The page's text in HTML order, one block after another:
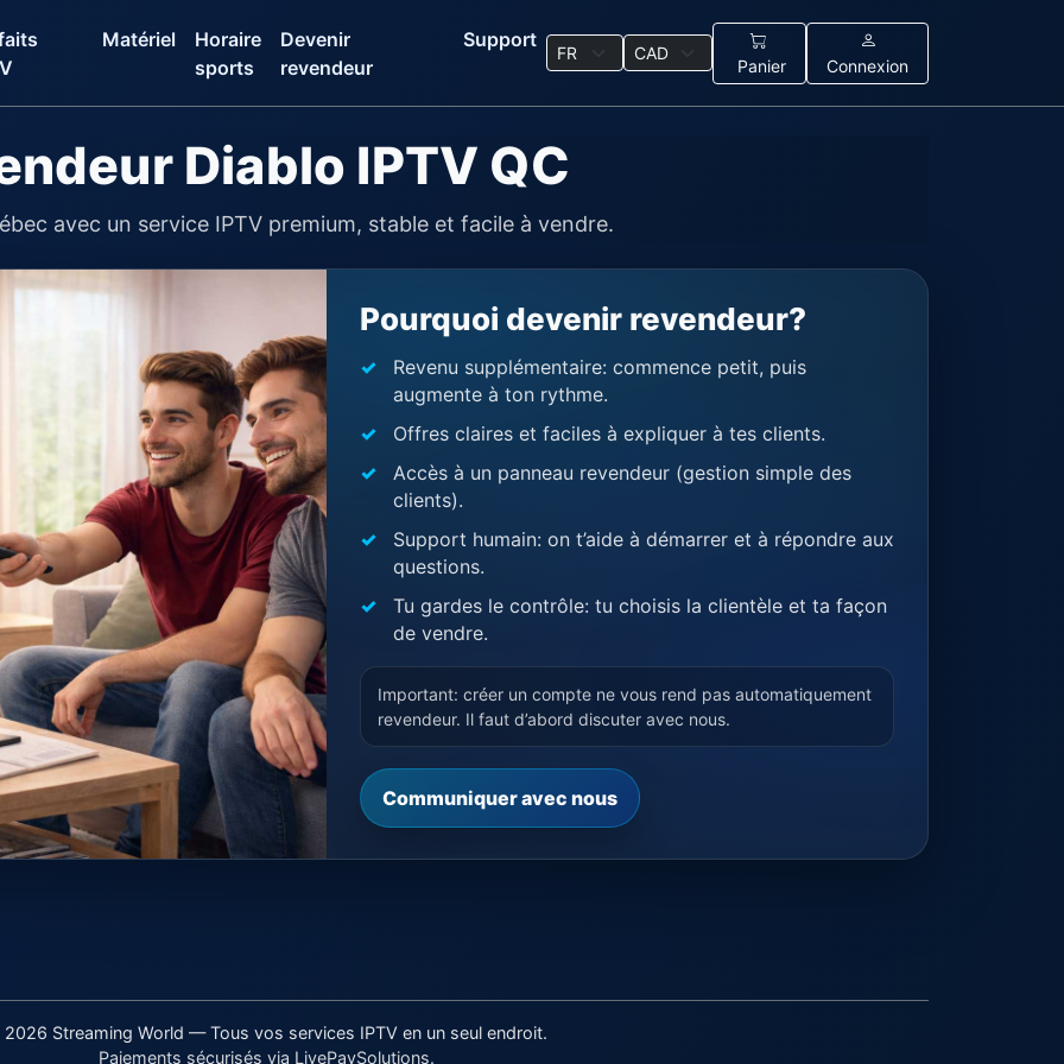
Matériel
Horaire
sports
Devenir
revendeur
Support
Panier Connexion
Diablo IPTV QC
avec un service IPTV premium, stable et facile à vendre.
Pourquoi devenir revendeur?
Revenu supplémentaire: commence petit, puis
augmente à ton rythme.
Offres claires et faciles à expliquer à tes clients.
Accès à un panneau revendeur (gestion simple des
clients).
Support humain: on t’aide à démarrer et à répondre aux
questions.
Tu gardes le contrôle: tu choisis la clientèle et ta façon
de vendre.
Important: créer un compte ne vous rend pas automatiquement
revendeur. Il faut d’abord discuter avec nous.
Communiquer avec nous
Streaming World — Tous vos services IPTV en un seul endroit.
Paiements sécurisés via LivePaySolutions.